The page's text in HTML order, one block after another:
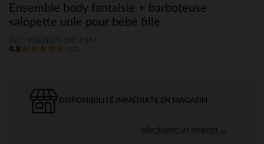
Ensemble body fantaisie + barboteuse
salopette unie pour bébé fille
4.8
DISPONIBILITÉ IMMÉDIATE EN MAGASIN
sélectionner un magasin →